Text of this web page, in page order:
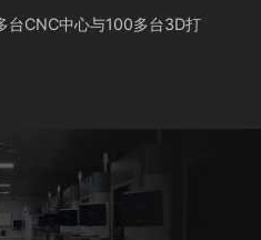
台CNC中心与100多台3D打